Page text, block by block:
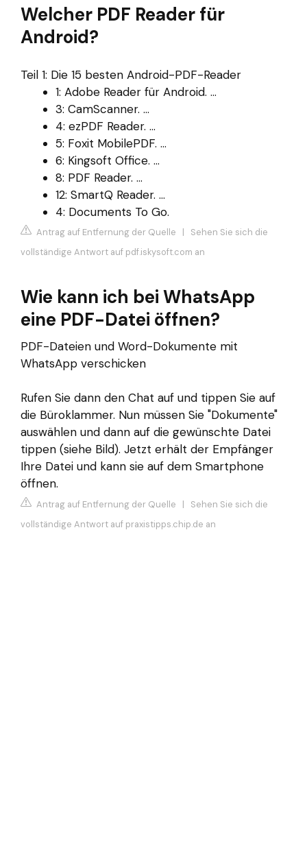
Welcher PDF Reader für
Android?
Teil 1: Die 15 besten Android-PDF-Reader
1: Adobe Reader für Android. ...
3: CamScanner. ...
4: ezPDF Reader. ...
5: Foxit MobilePDF. ...
6: Kingsoft Office. ...
8: PDF Reader. ...
12: SmartQ Reader. ...
4: Documents To Go.
Antrag auf Entfernung der Quelle | Sehen Sie sich die
vollständige Antwort auf pdf.iskysoft.com an
Wie kann ich bei WhatsApp
eine PDF-Datei öffnen?
PDF-Dateien und Word-Dokumente mit
WhatsApp verschicken
Rufen Sie dann den Chat auf und tippen Sie auf
die Büroklammer. Nun müssen Sie "Dokumente"
auswählen und dann auf die gewünschte Datei
tippen (siehe Bild). Jetzt erhält der Empfänger
Ihre Datei und kann sie auf dem Smartphone
öffnen.
Antrag auf Entfernung der Quelle | Sehen Sie sich die
vollständige Antwort auf praxistipps.chip.de an